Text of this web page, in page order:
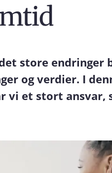
store endringer
og verdier. I
vi et stort ansvar,